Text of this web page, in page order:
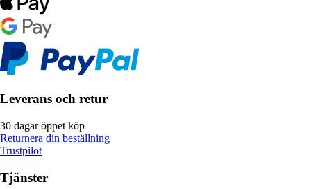
Leverans och retur
30 dagar öppet köp
Returnera din beställning
Trustpilot
Tjänster